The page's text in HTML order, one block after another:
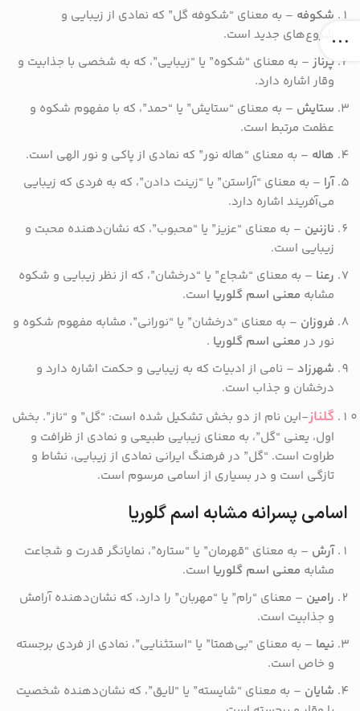
شکوفه – به معنای “شکوفه گل” که نمادی از زیبایی و
شروع‌های جدید است.
پرناز – به معنای “شکوه” یا “زیبایی”، که به شخصی با جذابیت و
وقار اشاره دارد.
ستایش – به معنای “ستایش” یا “حمد”، که با مفهوم شکوه و
عظمت مرتبط است.
هاله – به معنای “هاله نور” که نمادی از پاکی و نور الهی است.
آرا – به معنای “آراستن” یا “زینت دادن”، که به فردی که زیبایی
می‌آفریند اشاره دارد.
نازنین – به معنای “عزیز” یا “محبوب”، که نشان‌دهنده محبت و
زیبایی است.
رعنا – به معنای “شجاع” یا “درخشان”، که از نظر زیبایی و شکوه
مشابه معنی اسم گلوریا است.
فروزان – به معنای “درخشان” یا “نورانی”، مشابه مفهوم شکوه و
نور در معنی اسم گلوریا .
شهرزاد – نامی از ادبیات که به زیبایی و حکمت اشاره دارد و
درخشان و جذاب است.
گلناز-این نام از دو بخش تشکیل شده است: “گل” و “ناز”. بخش
اول، یعنی “گل”، به معنای زیبایی طبیعی و نمادی از ظرافت و
طراوت است. “گل” در فرهنگ ایرانی نمادی از زیبایی، نشاط و
تازگی است و در بسیاری از اسامی مرسوم است.
اسامی پسرانه مشابه اسم گلوریا
آرش – به معنای “قهرمان” یا “ستاره”، نمایانگر قدرت و شجاعت
مشابه معنی اسم گلوریا است.
رامین – معنای “رام” یا “مهربان” را دارد، که نشان‌دهنده آرامش
و جذابیت است.
نیما – به معنای “بی‌همتا” یا “استثنایی”، نمادی از فردی برجسته
و خاص است.
شایان – به معنای “شایسته” یا “لایق”، که نشان‌دهنده شخصیت